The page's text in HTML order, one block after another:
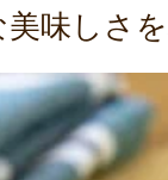
味しさ